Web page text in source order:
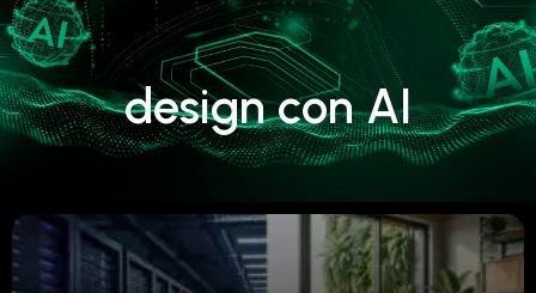
design con AI